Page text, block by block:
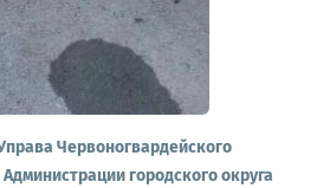
Червоногвардейского
городского округа